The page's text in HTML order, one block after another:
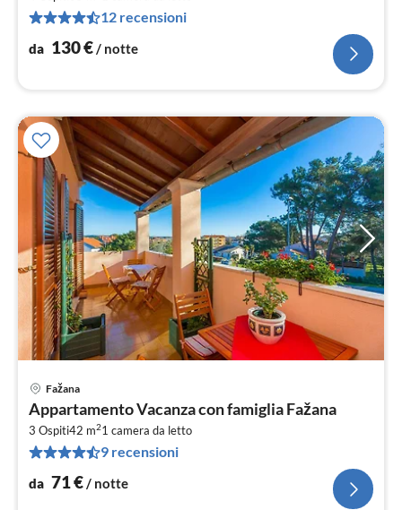
12 recensioni
da 130€/ notte
Fažana
Appartamento Vacanza con famiglia Fažana
3 Ospiti42 m21 camera da letto
9 recensioni
da 71€/ notte